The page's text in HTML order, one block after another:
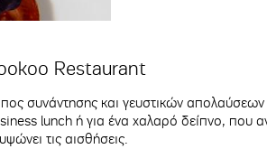
Restaurant
συνάντησης και γευστικών
lunch ή για ένα χαλαρό δείπνο, που
τις αισθήσεις.